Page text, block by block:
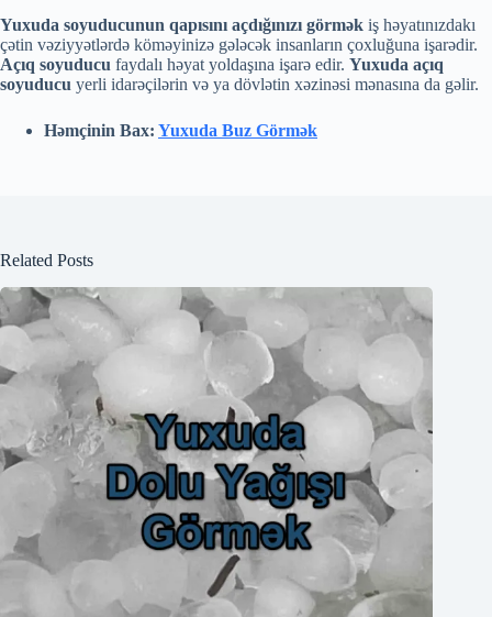
Yuxuda soyuducunun qapısını açdığınızı görmək iş həyatınızdakı
çətin vəziyyətlərdə köməyinizə gələcək insanların çoxluğuna işarədir.
Açıq soyuducu faydalı həyat yoldaşına işarə edir. Yuxuda açıq
soyuducu yerli idarəçilərin və ya dövlətin xəzinəsi mənasına da gəlir.
Həmçinin Bax: Yuxuda Buz Görmək
Related Posts